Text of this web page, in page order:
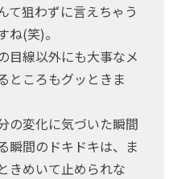
て狙わずに言えちゃう
ね(笑)。
目線以外にも大事なメ
ところもグッときま
の変化に気づいた瞬間
瞬間のドキドキは、ま
きめいて止められな